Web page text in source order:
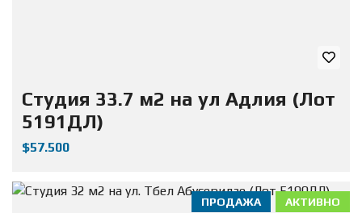
Студия 33.7 м2 на ул Адлия (Лот
5191ДЛ)
$57.500
АКТИВНО
ПРОДАЖА